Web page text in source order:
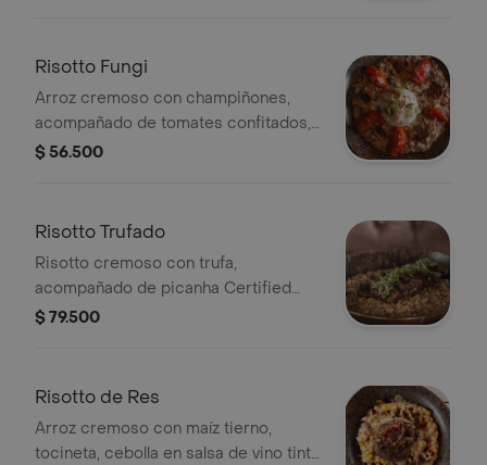
Risotto Fungi
Arroz cremoso con champiñones,
acompañado de tomates confitados,
burrata y reducción de vino tinto.
$ 56.500
Risotto Trufado
Risotto cremoso con trufa,
acompañado de picanha Certified
Angus Beef y brotes frescos.
$ 79.500
Risotto de Res
Arroz cremoso con maíz tierno,
tocineta, cebolla en salsa de vino tinto